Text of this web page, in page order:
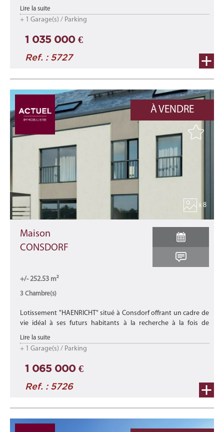
tranquillité dans un environnement paisible et verdoyant mais
proche de ...
Lire la suite
+ 1 Garage(s) / Parking
1 035 000 €
Ref. : 5727
À VENDRE
x 8
Maison
CONSDORF
+/- 252.53 m²
3 Chambre(s)
Lotissement "HAENRICHT" situé à Consdorf offrant un cadre de
vie idéal à ses futurs habitants à la recherche à la fois de
tranquillité dans un environnement paisible et verdoyant mais
proche de ...
Lire la suite
+ 1 Garage(s) / Parking
1 065 000 €
Ref. : 5726